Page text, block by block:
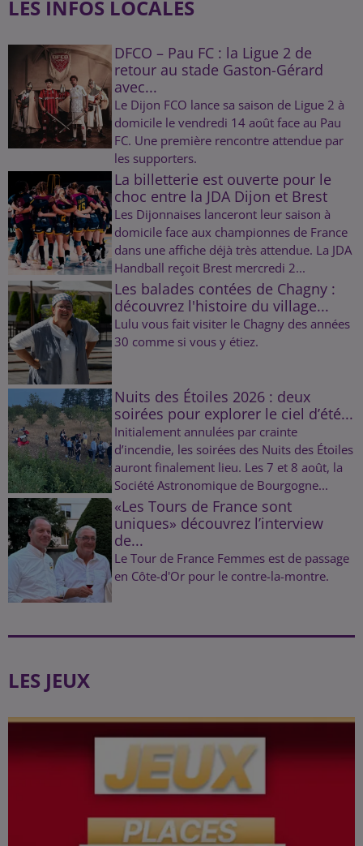
LES INFOS LOCALES
DFCO – Pau FC : la Ligue 2 de
retour au stade Gaston-Gérard
avec...
Le Dijon FCO lance sa saison de Ligue 2 à
domicile le vendredi 14 août face au Pau
FC. Une première rencontre attendue par
les supporters.
La billetterie est ouverte pour le
choc entre la JDA Dijon et Brest
Les Dijonnaises lanceront leur saison à
domicile face aux championnes de France
dans une affiche déjà très attendue. La JDA
Handball reçoit Brest mercredi 2...
Les balades contées de Chagny :
découvrez l'histoire du village...
Lulu vous fait visiter le Chagny des années
30 comme si vous y étiez.
Nuits des Étoiles 2026 : deux
soirées pour explorer le ciel d’été...
Initialement annulées par crainte
d’incendie, les soirées des Nuits des Étoiles
auront finalement lieu. Les 7 et 8 août, la
Société Astronomique de Bourgogne...
«Les Tours de France sont
uniques» découvrez l’interview
de...
Le Tour de France Femmes est de passage
en Côte-d'Or pour le contre-la-montre.
LES JEUX